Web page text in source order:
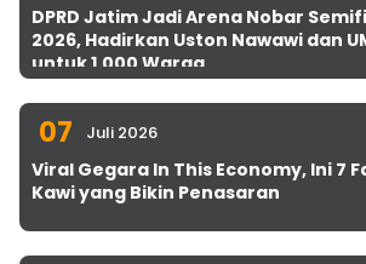
DPRD Jatim Jadi Arena Nobar
2026, Hadirkan Uston Nawawi dan
untuk 1.000 Warga
07 Juli 2026
Viral Gegara In This Economy, Ini 7
Kawi yang Bikin Penasaran